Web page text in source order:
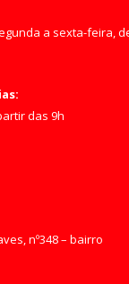
a sexta-feira,
das 9h
nº348 – bairro